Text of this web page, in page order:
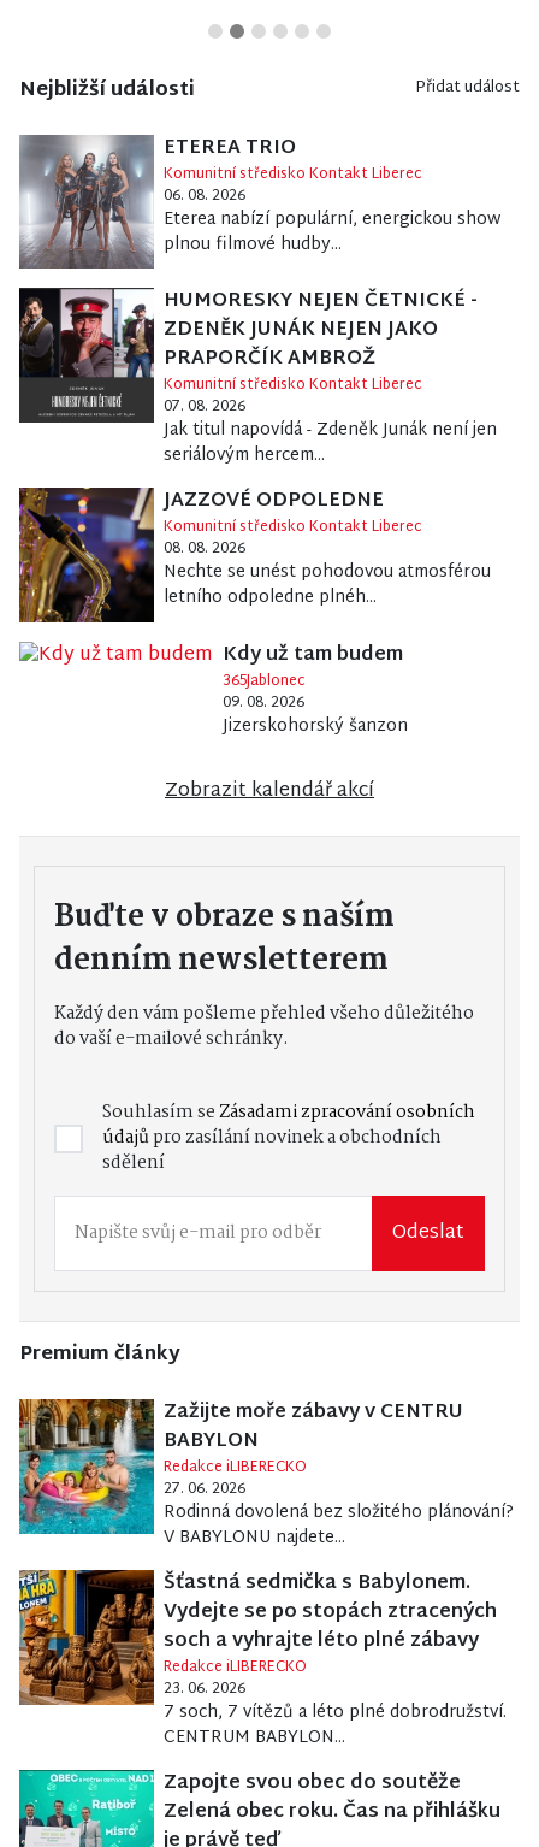
Nejbližší události Přidat událost
ETEREA TRIO
Komunitní středisko Kontakt Liberec
06. 08. 2026
Eterea nabízí populární, energickou show
plnou filmové hudby...
HUMORESKY NEJEN ČETNICKÉ -
ZDENĚK JUNÁK NEJEN JAKO
PRAPORČÍK AMBROŽ
Komunitní středisko Kontakt Liberec
07. 08. 2026
Jak titul napovídá - Zdeněk Junák není jen
seriálovým hercem...
JAZZOVÉ ODPOLEDNE
Komunitní středisko Kontakt Liberec
08. 08. 2026
Nechte se unést pohodovou atmosférou
letního odpoledne plnéh...
Kdy už tam budem
365Jablonec
09. 08. 2026
Jizerskohorský šanzon
Zobrazit kalendář akcí
Buďte v obraze s naším
denním newsletterem
Každý den vám pošleme přehled všeho důležitého
do vaší e-mailové schránky.
Souhlasím seZásadami zpracování osobních
údajůpro zasílání novinek a obchodních
sdělení
Odeslat
Premium články
Zažijte moře zábavy v CENTRU
BABYLON
Redakce iLIBERECKO
27. 06. 2026
Rodinná dovolená bez složitého plánování?
V BABYLONU najdete...
Šťastná sedmička s Babylonem.
Vydejte se po stopách ztracených
soch a vyhrajte léto plné zábavy
Redakce iLIBERECKO
23. 06. 2026
7 soch, 7 vítězů a léto plné dobrodružství.
CENTRUM BABYLON...
Zapojte svou obec do soutěže
Zelená obec roku. Čas na přihlášku